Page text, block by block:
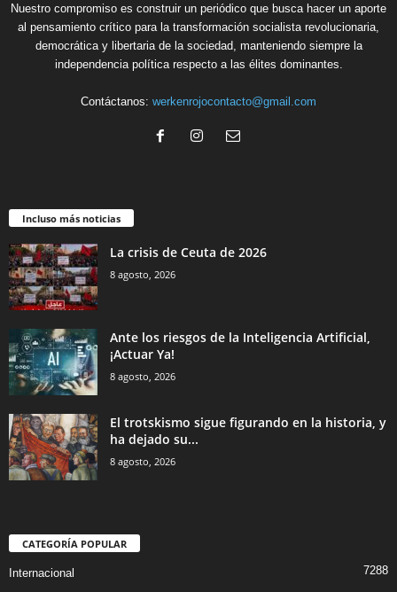
Nuestro compromiso es construir un periódico que busca hacer un aporte
al pensamiento crítico para la transformación socialista revolucionaria,
democrática y libertaria de la sociedad, manteniendo siempre la
independencia política respecto a las élites dominantes.
Contáctanos: werkenrojocontacto@gmail.com
Incluso más noticias
La crisis de Ceuta de 2026
8 agosto, 2026
Ante los riesgos de la Inteligencia Artificial,
¡Actuar Ya!
8 agosto, 2026
El trotskismo sigue figurando en la historia, y
ha dejado su...
8 agosto, 2026
CATEGORÍA POPULAR
Internacional
7288